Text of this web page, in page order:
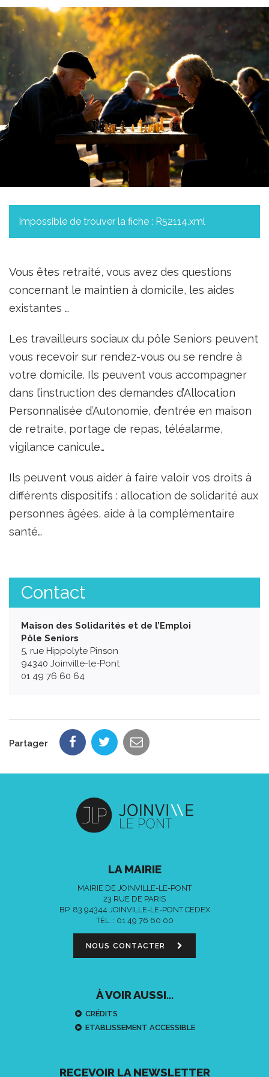
Impossible de trouver la fiche : R52114.xml
Vous êtes retraité, vous avez des questions
concernant le maintien à domicile, les aides
existantes …
Les travailleurs sociaux du pôle Seniors peuvent
vous recevoir sur rendez-vous ou se rendre à
votre domicile. Ils peuvent vous accompagner
dans l’instruction des demandes d’Allocation
Personnalisée d’Autonomie, d’entrée en maison
de retraite, portage de repas, téléalarme,
vigilance canicule…
Ils peuvent vous aider à faire valoir vos droits à
différents dispositifs : allocation de solidarité aux
personnes âgées, aide à la complémentaire
santé…
Contact
Maison des Solidarités et de l’Emploi
Pôle Seniors
5, rue Hippolyte Pinson
94340 Joinville-le-Pont
01 49 76 60 64
Partager
LA MAIRIE
MAIRIE DE JOINVILLE-LE-PONT
23 RUE DE PARIS
BP. 83 94344 JOINVILLE-LE-PONT CEDEX
TÉL. : 01 49 76 60 00
NOUS CONTACTER
À VOIR AUSSI...
CRÉDITS
ETABLISSEMENT ACCESSIBLE
RECEVOIR LA NEWSLETTER